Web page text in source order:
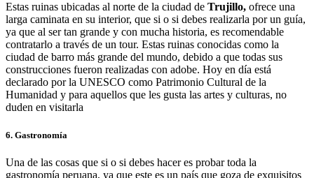
Estas ruinas ubicadas al norte de la ciudad de Trujillo, ofrece una
larga caminata en su interior, que si o si debes realizarla por un guía,
ya que al ser tan grande y con mucha historia, es recomendable
contratarlo a través de un tour. Estas ruinas conocidas como la
ciudad de barro más grande del mundo, debido a que todas sus
construcciones fueron realizadas con adobe. Hoy en día está
declarado por la UNESCO como Patrimonio Cultural de la
Humanidad y para aquellos que les gusta las artes y culturas, no
duden en visitarla
6. Gastronomía
Una de las cosas que si o si debes hacer es probar toda la
gastronomía peruana, ya que este es un país que goza de exquisitos